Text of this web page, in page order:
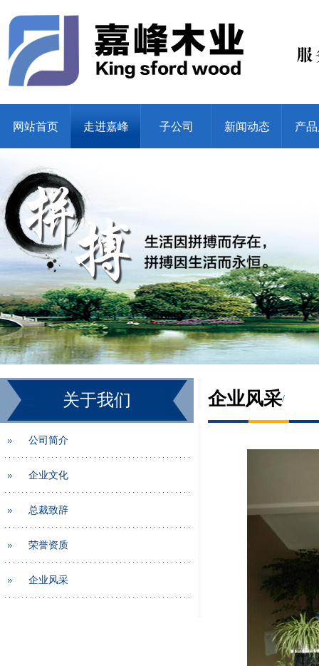
网站首页 走进嘉峰 子公司 新闻动态 产
关于我们
公司简介
企业文化
总裁致辞
荣誉资质
企业风采
企业风采/